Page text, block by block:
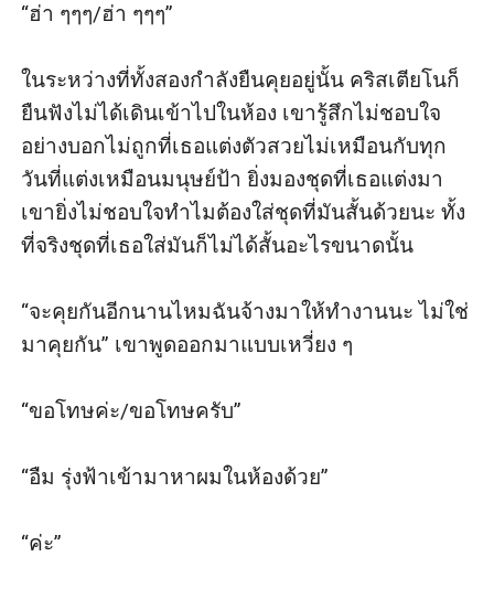
“ฮ่า ๆๆๆ/ฮ่า ๆๆๆ”
ในระหว่างที่ทั้งสองกำลังยืนคุยอยู่นั้น คริสเตียโนก็
ยืนฟังไม่ได้เดินเข้าไปในห้อง เขารู้สึกไม่ชอบใจ
อย่างบอกไม่ถูกที่เธอแต่งตัวสวยไม่เหมือนกับทุก
วันที่แต่งเหมือนมนุษย์ป้า ยิ่งมองชุดที่เธอแต่งมา
เขายิ่งไม่ชอบใจทำไมต้องใส่ชุดที่มันสั้นด้วยนะ ทั้ง
ที่จริงชุดที่เธอใส่มันก็ไม่ได้สั้นอะไรขนาดนั้น
“จะคุยกันอีกนานไหมฉันจ้างมาให้ทำงานนะ ไม่ใช่
มาคุยกัน” เขาพูดออกมาแบบเหวี่ยง ๆ
“ขอโทษค่ะ/ขอโทษครับ”
“อืม รุ่งฟ้าเข้ามาหาผมในห้องด้วย”
“ค่ะ”